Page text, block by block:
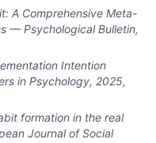
A Comprehensive Meta-
— Psychological Bulletin,
Intention
in Psychology, 2025,
formation in the real
Journal of Social